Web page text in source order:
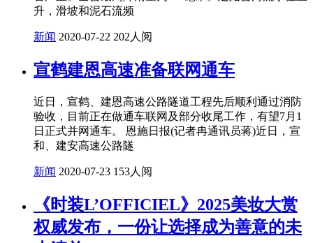
升，滑坡和泥石流频
新闻 2020-07-22 202人阅
宣鹤建恩高速准备联网通车
近日，宣鹤、建恩高速公路隧道工程先后顺利通过消防
验收，目前正在做通车联网及部分收尾工作，有望7月1
日正式并网通车。 恩施日报(记者冉通讯员蒋)近日，宣
和、建安高速公路隧
新闻 2020-07-23 153人阅
《时装L’OFFICIEL》2025美妆大赏
权威发布，一份让选择成为善意的未